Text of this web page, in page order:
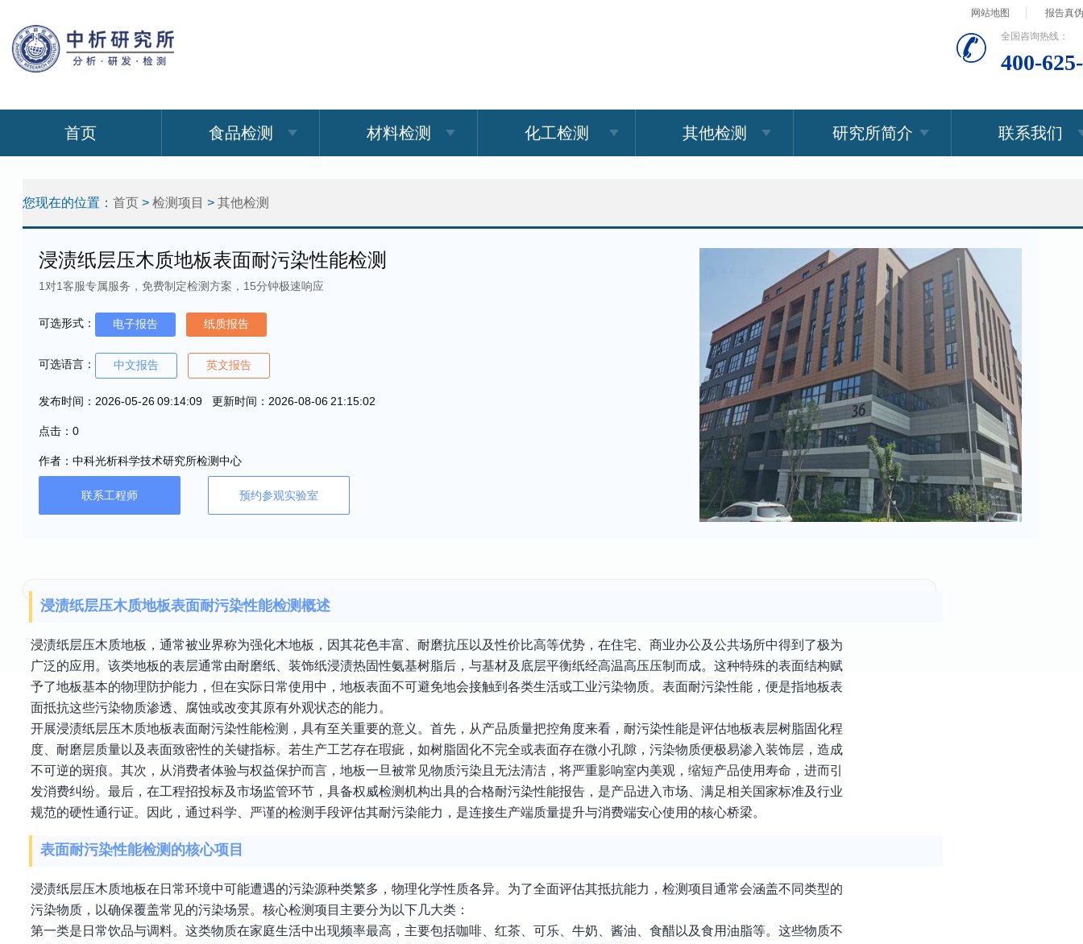
网站地图 报告真
全国咨询热线：
400-
首页 食品检测 材料检测 化工检测 其他检测 研究所简介 联系我们
您现在的位置： 首页 > 检测项目 > 其他检测
浸渍纸层压木质地板表面耐污染性能检测
1对1客服专属服务，免费制定检测方案，15分钟极速响应
可选形式： 电子报告 纸质报告
可选语言： 中文报告 英文报告
发布时间：2026-05-26 09:14:09 更新时间：2026-08-06 21:15:02
点击：0
作者：中科光析科学技术研究所检测中心
联系工程师 预约参观实验室
浸渍纸层压木质地板表面耐污染性能检测概述
浸渍纸层压木质地板，通常被业界称为强化木地板，因其花色丰富、耐磨抗压以及性价比高等优势，在住宅、商业办公及公共场所中得到了极为
广泛的应用。该类地板的表层通常由耐磨纸、装饰纸浸渍热固性氨基树脂后，与基材及底层平衡纸经高温高压压制而成。这种特殊的表面结构赋
予了地板基本的物理防护能力，但在实际日常使用中，地板表面不可避免地会接触到各类生活或工业污染物质。表面耐污染性能，便是指地板表
面抵抗这些污染物质渗透、腐蚀或改变其原有外观状态的能力。
开展浸渍纸层压木质地板表面耐污染性能检测，具有至关重要的意义。首先，从产品质量把控角度来看，耐污染性能是评估地板表层树脂固化程
度、耐磨层质量以及表面致密性的关键指标。若生产工艺存在瑕疵，如树脂固化不完全或表面存在微小孔隙，污染物质便极易渗入装饰层，造成
不可逆的斑痕。其次，从消费者体验与权益保护而言，地板一旦被常见物质污染且无法清洁，将严重影响室内美观，缩短产品使用寿命，进而引
发消费纠纷。最后，在工程招投标及市场监管环节，具备权威检测机构出具的合格耐污染性能报告，是产品进入市场、满足相关国家标准及行业
规范的硬性通行证。因此，通过科学、严谨的检测手段评估其耐污染能力，是连接生产端质量提升与消费端安心使用的核心桥梁。
表面耐污染性能检测的核心项目
浸渍纸层压木质地板在日常环境中可能遭遇的污染源种类繁多，物理化学性质各异。为了全面评估其抵抗能力，检测项目通常会涵盖不同类型的
污染物质，以确保覆盖常见的污染场景。核心检测项目主要分为以下几大类：
第一类是日常饮品与调料。这类物质在家庭生活中出现频率最高，主要包括咖啡、红茶、可乐、牛奶、酱油、食醋以及食用油脂等。这些物质不